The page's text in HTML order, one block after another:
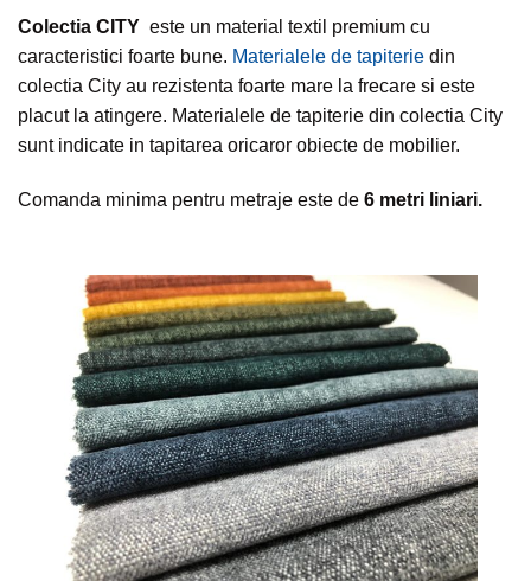
Colectia CITY este un material textil premium cu
caracteristici foarte bune. Materialele de tapiterie din
colectia City au rezistenta foarte mare la frecare si este
placut la atingere. Materialele de tapiterie din colectia City
sunt indicate in tapitarea oricaror obiecte de mobilier.
Comanda minima pentru metraje este de 6 metri liniari.